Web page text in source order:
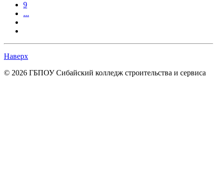
9
...
Наверх
© 2026 ГБПОУ Сибайский колледж строительства и сервиса